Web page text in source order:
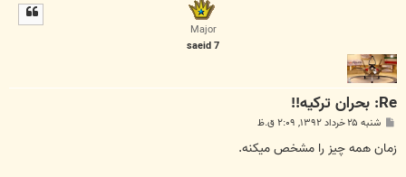
Major
saeid 7
Re: بحران ترکیه!!
پ
ت
شنبه ۲۵ خرداد ۱۳۹۲, ۲:۰۹ ق.ظ
زمان همه چیز را مشخص میکنه.